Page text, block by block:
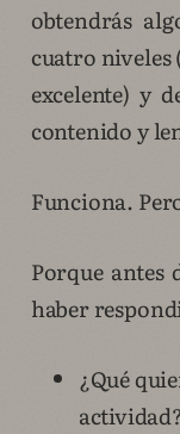
obtendrás
cuatro
excelente) y
contenido y
Funciona.
Porque antes
haber
¿Qué
actividad?